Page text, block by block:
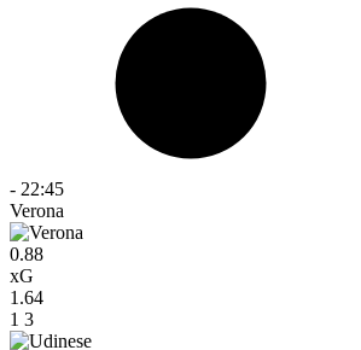
- 22:45
Verona
0.88
xG
1.64
1 3